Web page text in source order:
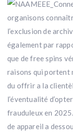
organisons
l’exclusion de
également par
que de free spins
raisons qui portent
du offrir a la
l’éventualité
frauduleux en
de appareil a